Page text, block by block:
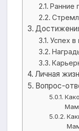
Ранние
Успех в
Личная
Вопрос-